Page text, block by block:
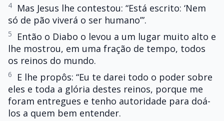
4
Mas Jesus lhe contestou: “Está escrito: ‘Nem
só de pão viverá o ser humano’”.
5
Então o Diabo o levou a um lugar muito alto e
lhe mostrou, em uma fração de tempo, todos
os reinos do mundo.
6
E lhe propôs: “Eu te darei todo o poder sobre
eles e toda a glória destes reinos, porque me
foram entregues e tenho autoridade para doá-
los a quem bem entender.